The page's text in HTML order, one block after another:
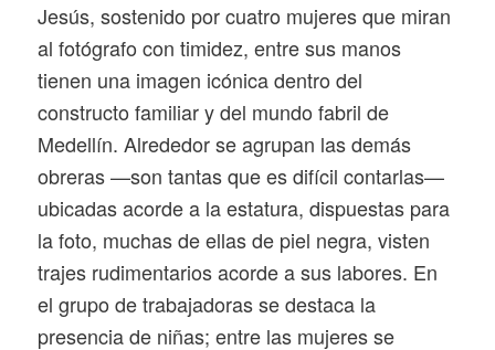
Jesús, sostenido por cuatro mujeres que miran
al fotógrafo con timidez, entre sus manos
tienen una imagen icónica dentro del
constructo familiar y del mundo fabril de
Medellín. Alrededor se agrupan las demás
obreras —son tantas que es difícil contarlas—
ubicadas acorde a la estatura, dispuestas para
la foto, muchas de ellas de piel negra, visten
trajes rudimentarios acorde a sus labores. En
el grupo de trabajadoras se destaca la
presencia de niñas; entre las mujeres se